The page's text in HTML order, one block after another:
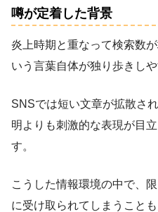
噂が定着した背景
炎上時期と重なって検索数
いう言葉自体が独り歩きしや
SNSでは短い文章が拡散さ
明よりも刺激的な表現が目
す。
こうした情報環境の中で、
に受け取られてしまうことも